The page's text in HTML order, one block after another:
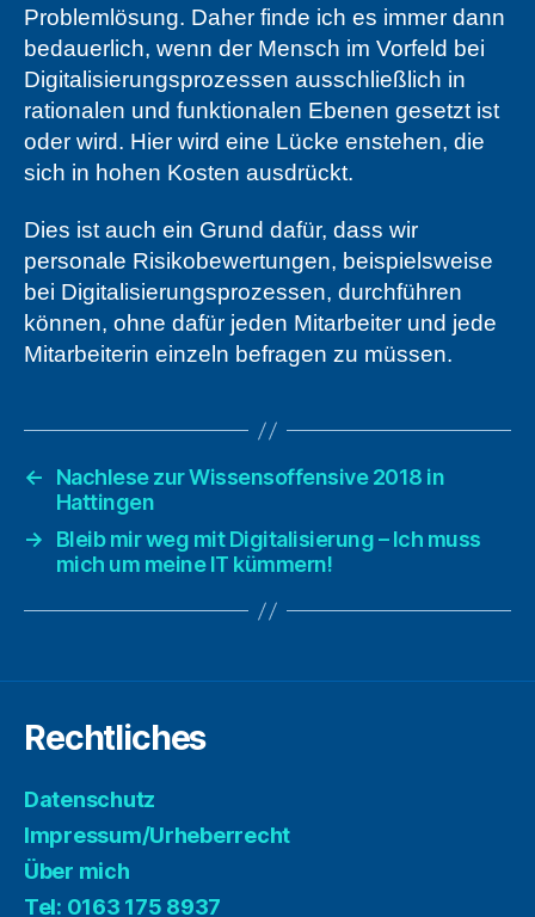
Problemlösung. Daher finde ich es immer dann
bedauerlich, wenn der Mensch im Vorfeld bei
Digitalisierungsprozessen ausschließlich in
rationalen und funktionalen Ebenen gesetzt ist
oder wird. Hier wird eine Lücke enstehen, die
sich in hohen Kosten ausdrückt.
Dies ist auch ein Grund dafür, dass wir
personale Risikobewertungen, beispielsweise
bei Digitalisierungsprozessen, durchführen
können, ohne dafür jeden Mitarbeiter und jede
Mitarbeiterin einzeln befragen zu müssen.
←
Nachlese zur Wissensoffensive 2018 in
Hattingen
→
Bleib mir weg mit Digitalisierung – Ich muss
mich um meine IT kümmern!
Rechtliches
Datenschutz
Impressum/Urheberrecht
Über mich
Tel: 0163 175 8937